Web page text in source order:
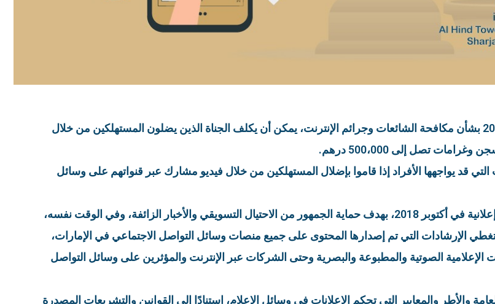
تحت المادة 48 من المرسوم الاتحادي رقم 34 لعام 2021 بشأن مكافحة الشائعات وجرائم الإنترنت، يمكن أن يكلف الجناة الذين يضلون المستهلكين من خلال
تصل إلى 500،000 درهم.
قد يواجهها الأفراد إذا قاموا بإضلال المستهلكين من خلال فيديو مشارك عبر قنواتهم على وسائل
قامت دولة الإمارات العربية المتحدة بإصدار إرشادات إعلانية في أكتوبر 2018، بهدف حماية الجمهور من الاحتيال التسويقي والأخبار الزائفة، وفي الوقت نفسه،
تغطي الإرشادات التي تم إصدارها المحتوى على جميع منصات وسائل التواصل الاجتماعي في الإمارات،
الصوتية والمطبوعة والبصرية وحتى الشركات عبر الإنترنت والمؤثرين على وسائل التواصل
والأطر والمعايير التي تحكم الإعلانات في وسائل الإعلام، استنادًا إلى القوانين والتشريعات المصدرة